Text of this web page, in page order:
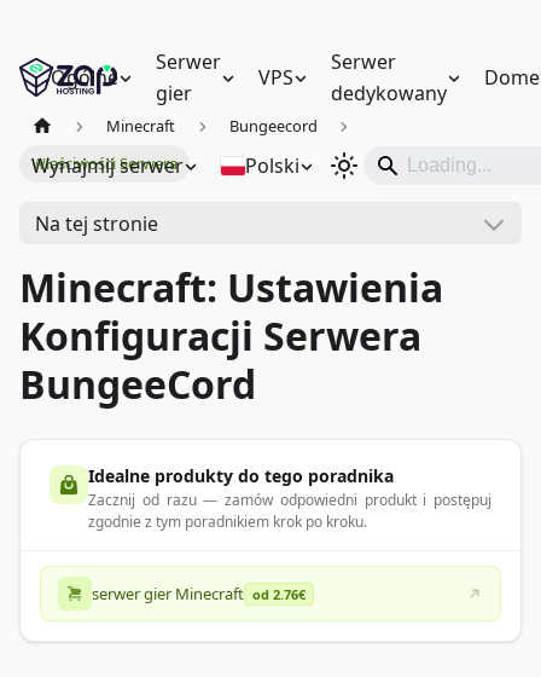
Ogólne
Serwer
gier
VPS
Serwer
dedykowany
Wynajmij serwer Polski
Minecraft
Bungeecord
Właściwości Serwera
Na tej stronie
Minecraft: Ustawienia
Konfiguracji Serwera
BungeeCord
Idealne produkty do tego poradnika
Zacznij od razu — zamów odpowiedni produkt i postępuj
zgodnie z tym poradnikiem krok po kroku.
serwer gier Minecraft od 2.76€